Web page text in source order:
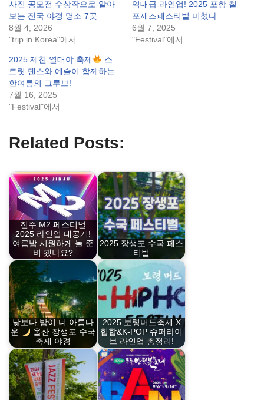
사진 공모전 수상작으로 알아
보는 전국 야경 명소 7곳
8월 4, 2026
"trip in Korea"에서
역대급 라인업! 2025 포항 칠
포재즈페스티벌 미쳤다
6월 7, 2025
"Festival"에서
2025 제천 열대야 축제
스
트릿 댄스와 예술이 함께하는
한여름의 그루브!
7월 16, 2025
"Festival"에서
Related Posts:
진주 M2 페스티벌
2025 라인업 대공개!
여름밤 시원하게 놀 준
비 됐나요?
2025 장생포 수국 페스
티벌
낮보다 밤이 더 아름다
운
울산 장생포 수국
축제 야경
2025 보령머드축제 X
힙합&K-POP 슈퍼라이
브 라인업 총정리!